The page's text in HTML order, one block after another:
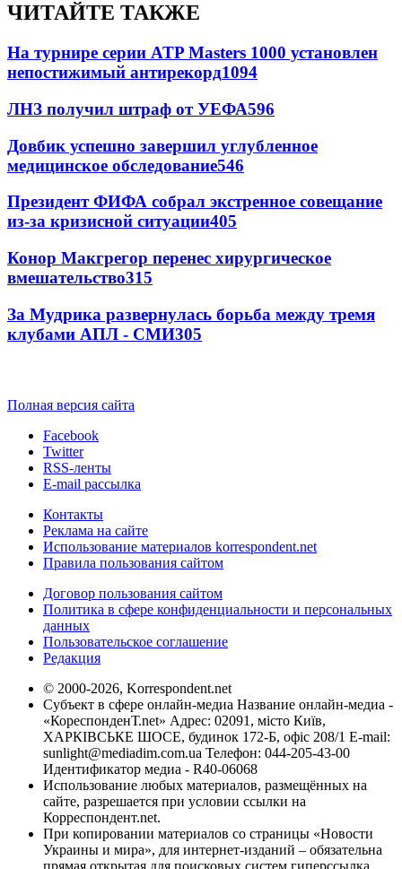
ЧИТАЙТЕ ТАКЖЕ
На турнире серии ATP Masters 1000 установлен
непостижимый антирекорд1094
ЛНЗ получил штраф от УЕФА596
Довбик успешно завершил углубленное
медицинское обследование546
Президент ФИФА собрал экстренное совещание
из-за кризисной ситуации405
Конор Макгрегор перенес хирургическое
вмешательство315
За Мудрика развернулась борьба между тремя
клубами АПЛ - СМИ305
Полная версия сайта
Facebook
Twitter
RSS-ленты
E-mail рассылка
Контакты
Реклама на сайте
Использование материалов korrespondent.net
Правила пользования сайтом
Договор пользования сайтом
Политика в сфере конфиденциальности и персональных
данных
Пользовательское соглашение
Редакция
© 2000-2026, Korrespondent.net
Субъект в сфере онлайн-медиа Название онлайн-медиа -
«КореспонденТ.net» Адрес: 02091, місто Київ,
ХАРКІВСЬКЕ ШОСЕ, будинок 172-Б, офіс 208/1 E-mail:
sunlight@mediadim.com.ua Телефон: 044-205-43-00
Идентификатор медиа - R40-06068
Использование любых материалов, размещённых на
сайте, разрешается при условии ссылки на
Корреспондент.net.
При копировании материалов со страницы «Новости
Украины и мира», для интернет-изданий – обязательна
прямая открытая для поисковых систем гиперссылка.